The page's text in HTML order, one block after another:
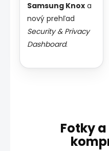
Samsung Knoxa
nový prehľad
Security & Privacy
Dashboard.
Fotky